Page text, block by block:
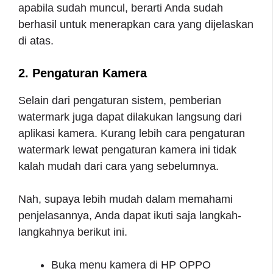
apabila sudah muncul, berarti Anda sudah
berhasil untuk menerapkan cara yang dijelaskan
di atas.
2. Pengaturan Kamera
Selain dari pengaturan sistem, pemberian
watermark juga dapat dilakukan langsung dari
aplikasi kamera. Kurang lebih cara pengaturan
watermark lewat pengaturan kamera ini tidak
kalah mudah dari cara yang sebelumnya.
Nah, supaya lebih mudah dalam memahami
penjelasannya, Anda dapat ikuti saja langkah-
langkahnya berikut ini.
Buka menu kamera di HP OPPO